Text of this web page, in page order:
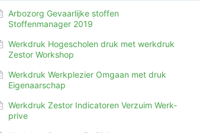
Arbozorg Gevaarlijke stoffen
Stoffenmanager 2019
Werkdruk Hogescholen druk met werkdruk
Zestor Workshop
Werkdruk Werkplezier Omgaan met druk
Eigenaarschap
Werkdruk Zestor Indicatoren Verzuim Werk-
prive